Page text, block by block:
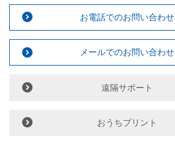
お電話でのお問い合わせ
メールでのお問い合わせ
遠隔サポート
おうちプリント